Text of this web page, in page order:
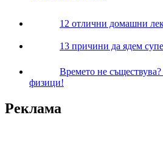
12 отлични домашни
13 причини да ядем
Времето не
физици!
Реклама